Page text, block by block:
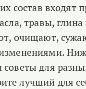
состав входят
травы,
очищают,
для
лучший для